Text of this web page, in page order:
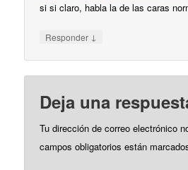
si si claro, habla la de las caras
Responder ↓
Deja una
Tu dirección de correo electrónico
campos obligatorios están